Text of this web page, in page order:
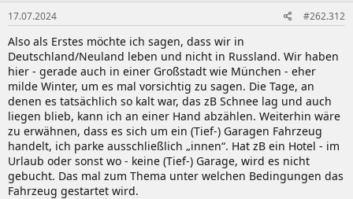
n
e
n
:
17.07.2024 #262.312
Also als Erstes möchte ich sagen, dass wir in
Deutschland/Neuland leben und nicht in Russland. Wir haben
hier - gerade auch in einer Großstadt wie München - eher
milde Winter, um es mal vorsichtig zu sagen. Die Tage, an
denen es tatsächlich so kalt war, das zB Schnee lag und auch
liegen blieb, kann ich an einer Hand abzählen. Weiterhin wäre
zu erwähnen, dass es sich um ein (Tief-) Garagen Fahrzeug
handelt, ich parke ausschließlich „innen“. Hat zB ein Hotel - im
Urlaub oder sonst wo - keine (Tief-) Garage, wird es nicht
gebucht. Das mal zum Thema unter welchen Bedingungen das
Fahrzeug gestartet wird.